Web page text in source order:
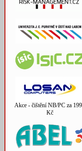
Akce - čištění NB/PC za
Kč